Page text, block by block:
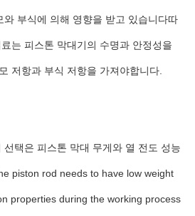
부식에 의해 영향을 받고 있습니다따
는 피스톤 막대기의 수명과 안정성을
저항과 부식 저항을 가져야합니다.
선택은 피스톤 막대 무게와 열 전도 성능
piston rod needs to have low weight
properties during the working process